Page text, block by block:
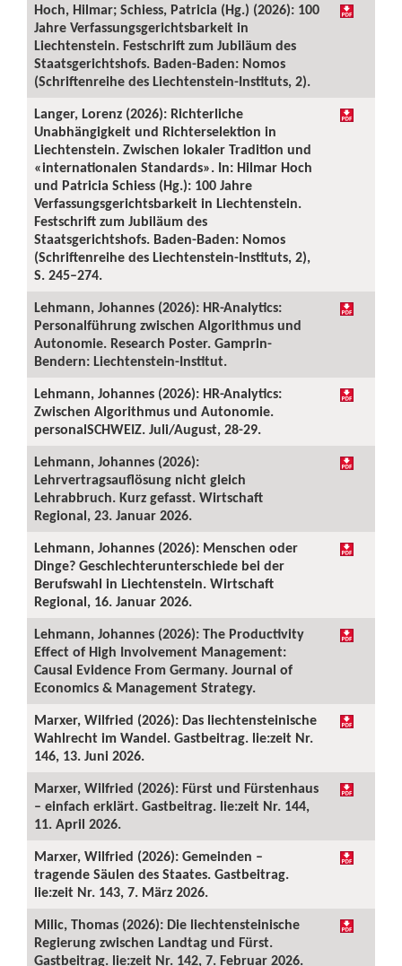
Hoch, Hilmar; Schiess, Patricia (Hg.) (2026): 100
Jahre Verfassungsgerichtsbarkeit in
Liechtenstein. Festschrift zum Jubiläum des
Staatsgerichtshofs. Baden-Baden: Nomos
(Schriftenreihe des Liechtenstein-Instituts, 2).
Langer, Lorenz (2026): Richterliche
Unabhängigkeit und Richterselektion in
Liechtenstein. Zwischen lokaler Tradition und
«internationalen Standards». In: Hilmar Hoch
und Patricia Schiess (Hg.): 100 Jahre
Verfassungsgerichtsbarkeit in Liechtenstein.
Festschrift zum Jubiläum des
Staatsgerichtshofs. Baden-Baden: Nomos
(Schriftenreihe des Liechtenstein-Instituts, 2),
S. 245–274.
Lehmann, Johannes (2026): HR-Analytics:
Personalführung zwischen Algorithmus und
Autonomie. Research Poster. Gamprin-
Bendern: Liechtenstein-Institut.
Lehmann, Johannes (2026): HR-Analytics:
Zwischen Algorithmus und Autonomie.
personalSCHWEIZ. Juli/August, 28-29.
Lehmann, Johannes (2026):
Lehrvertragsauflösung nicht gleich
Lehrabbruch. Kurz gefasst. Wirtschaft
Regional, 23. Januar 2026.
Lehmann, Johannes (2026): Menschen oder
Dinge? Geschlechterunterschiede bei der
Berufswahl in Liechtenstein. Wirtschaft
Regional, 16. Januar 2026.
Lehmann, Johannes (2026): The Productivity
Effect of High Involvement Management:
Causal Evidence From Germany. Journal of
Economics & Management Strategy.
Marxer, Wilfried (2026): Das liechtensteinische
Wahlrecht im Wandel. Gastbeitrag. lie:zeit Nr.
146, 13. Juni 2026.
Marxer, Wilfried (2026): Fürst und Fürstenhaus
– einfach erklärt. Gastbeitrag. lie:zeit Nr. 144,
11. April 2026.
Marxer, Wilfried (2026): Gemeinden –
tragende Säulen des Staates. Gastbeitrag.
lie:zeit Nr. 143, 7. März 2026.
Milic, Thomas (2026): Die liechtensteinische
Regierung zwischen Landtag und Fürst.
Gastbeitrag. lie:zeit Nr. 142, 7. Februar 2026.